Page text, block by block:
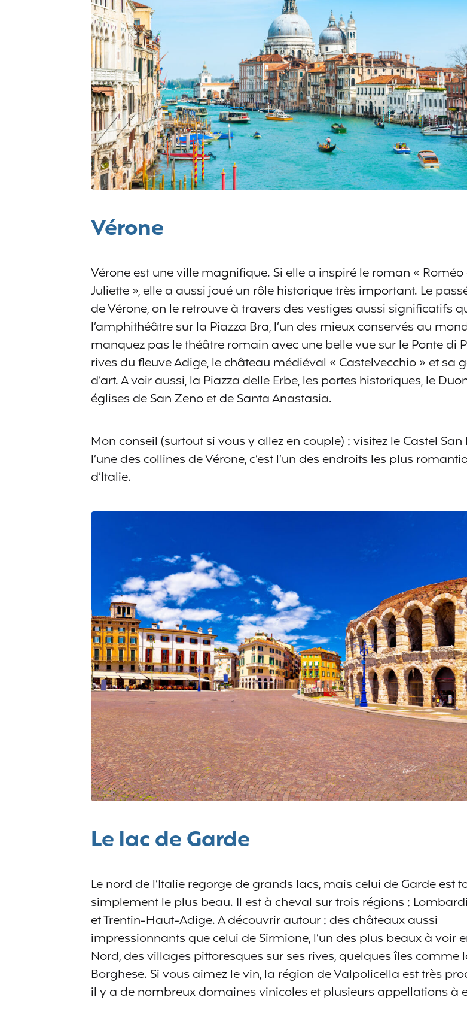
Vérone
Vérone est une ville magnifique. Si elle a inspiré le roman « Roméo
Juliette », elle a aussi joué un rôle historique très important. Le
de Vérone, on le retrouve à travers des vestiges aussi significatifs
l’amphithéâtre sur la Piazza Bra, l’un des mieux conservés au
manquez pas le théâtre romain avec une belle vue sur le Ponte di
rives du fleuve Adige, le château médiéval « Castelvecchio » et sa
d’art. A voir aussi, la Piazza delle Erbe, les portes historiques, le
églises de San Zeno et de Santa Anastasia.
Mon conseil (surtout si vous y allez en couple) : visitez le Castel San
l’une des collines de Vérone, c’est l’un des endroits les plus
d’Italie.
Le lac de Garde
Le nord de l’Italie regorge de grands lacs, mais celui de Garde est
simplement le plus beau. Il est à cheval sur trois régions :
et Trentin-Haut-Adige. A découvrir autour : des châteaux aussi
impressionnants que celui de Sirmione, l’un des plus beaux à voir
Nord, des villages pittoresques sur ses rives, quelques îles comme
Borghese. Si vous aimez le vin, la région de Valpolicella est très
il y a de nombreux domaines vinicoles et plusieurs appellations à